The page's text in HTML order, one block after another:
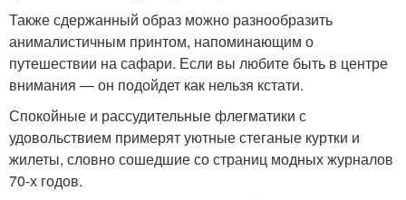
Также сдержанный образ можно разнообразить
анималистичным принтом, напоминающим о
путешествии на сафари. Если вы любите быть в центре
внимания — он подойдет как нельзя кстати.
Спокойные и рассудительные флегматики с
удовольствием примерят уютные стеганые куртки и
жилеты, словно сошедшие со страниц модных журналов
70-х годов.